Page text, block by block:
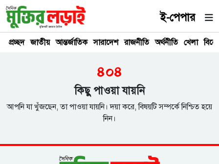
ই-পেপার
প্রচ্ছদ জাতীয় আন্তর্জাতিক সারাদেশ রাজনীতি অর্থনীতি খেলা
৪০৪
কিছু পাওয়া যায়নি
আপনি যা খুঁজছেন, তা পাওয়া যায়নি। দয়া করে, বিষয়টি সম্পর্কে নিশ্চিত হয়ে
নিন।